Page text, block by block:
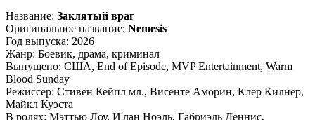
Название: Заклятый враг
Оригинальное название: Nemesis
Год выпуска: 2026
Жанр: Боевик, драма, криминал
Выпущено: США, End of Episode, MVP Entertainment, Warm
Blood Sunday
Режиссер: Стивен Кейпл мл., Висенте Аморин, Клер Килнер,
Майкл Куэста
В ролях: Мэттью Лоу, И'лан Ноэль, Габриэль Деннис,